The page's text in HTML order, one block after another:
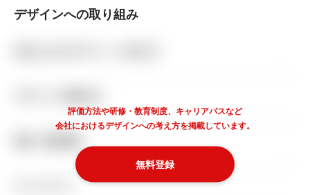
デザインへの取り組み
評価方法や研修・教育制度、キャリアパスなど
会社におけるデザインへの考え方を掲載しています。
無料登録